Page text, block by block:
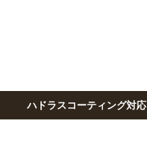
ハドラスコーティング対応